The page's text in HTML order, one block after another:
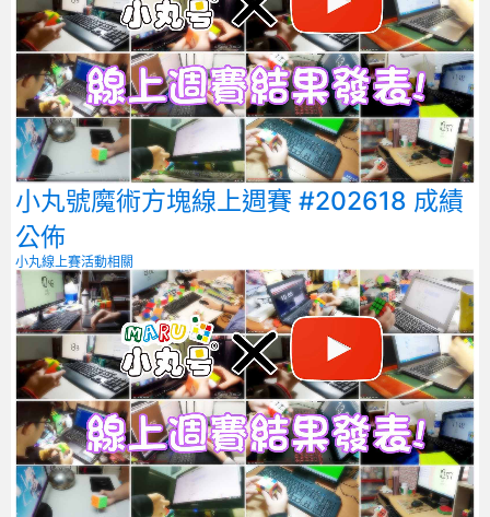
小丸號魔術方塊線上週賽 #202618 成績
公佈
小丸線上賽活動相關